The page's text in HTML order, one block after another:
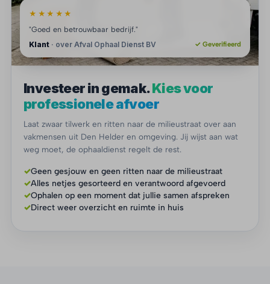
★★★★★
"Goed en betrouwbaar bedrijf."
Klant · over Afval Ophaal Dienst BV ✓ Geverifieerd
Investeer in gemak.Kies voor
professionele afvoer
Laat zwaar tilwerk en ritten naar de milieustraat over aan
vakmensen uit Den Helder en omgeving. Jij wijst aan wat
weg moet, de ophaaldienst regelt de rest.
✓Geen gesjouw en geen ritten naar de milieustraat
✓Alles netjes gesorteerd en verantwoord afgevoerd
✓Ophalen op een moment dat jullie samen afspreken
✓Direct weer overzicht en ruimte in huis